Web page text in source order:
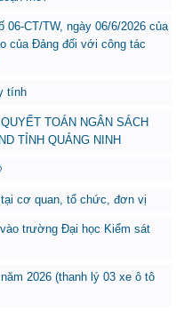
06-CT/TW, ngày 06/6/2026 của
của Đảng đối với công tác
tính
TOÁN NGÂN SÁCH
TỈNH QUẢNG NINH
cơ quan, tổ chức, đơn vị
trường Đại học Kiểm sát
2026 (thanh lý 03 xe ô tô